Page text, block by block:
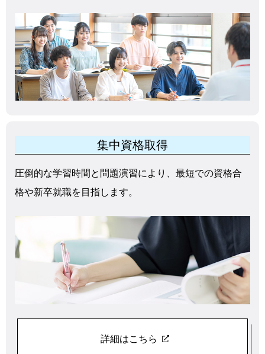
集中資格取得
圧倒的な学習時間と問題演習により、最短での資格合
格や新卒就職を目指します。
詳細はこちら